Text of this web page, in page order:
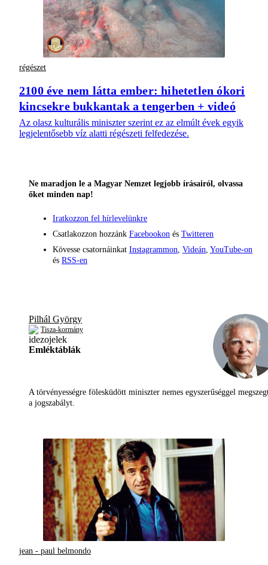
régészet
2100 éve nem látta ember: hihetetlen ókori
kincsekre bukkantak a tengerben + videó
Az olasz kulturális miniszter szerint ez az elmúlt évek egyik
legjelentősebb víz alatti régészeti felfedezése.
Ne maradjon le a Magyar Nemzet legjobb írásairól, olvassa
őket minden nap!
Iratkozzon fel hírlevelünkre
Csatlakozzon hozzánk Facebookon és Twitteren
Kövesse csatornáinkat Instagrammon, Videán, YouTube-on
és RSS-en
Pilhál György
Tisza-kormány
Emléktáblák
A törvényességre fölesküdött miniszter nemes egyszerűséggel
a jogszabályt.
jean - paul belmondo